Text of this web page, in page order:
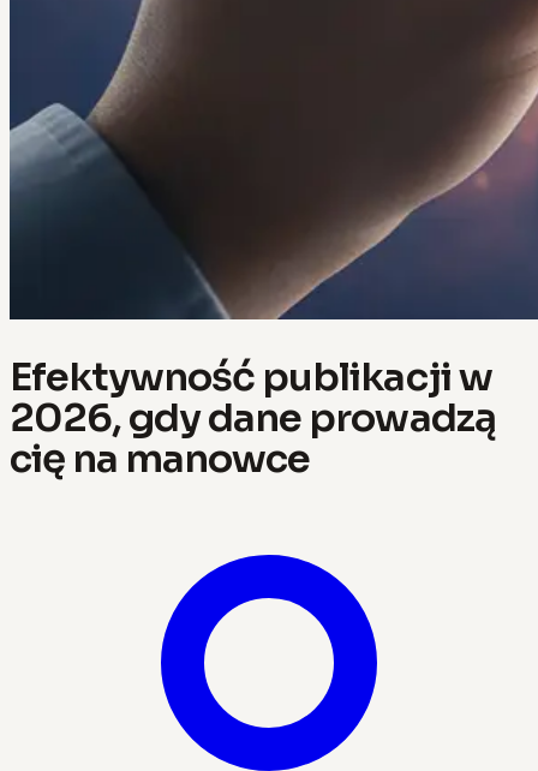
Efektywność publikacji w
2026, gdy dane prowadzą
cię na manowce